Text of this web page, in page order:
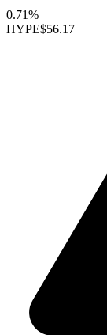
0.71%
HYPE$56.17